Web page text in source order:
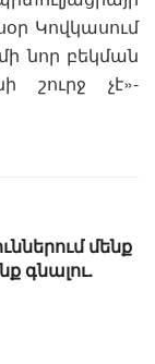
Կովկասում
նոր բեկման
շուրջ չէ»-
մենք
գնալու.